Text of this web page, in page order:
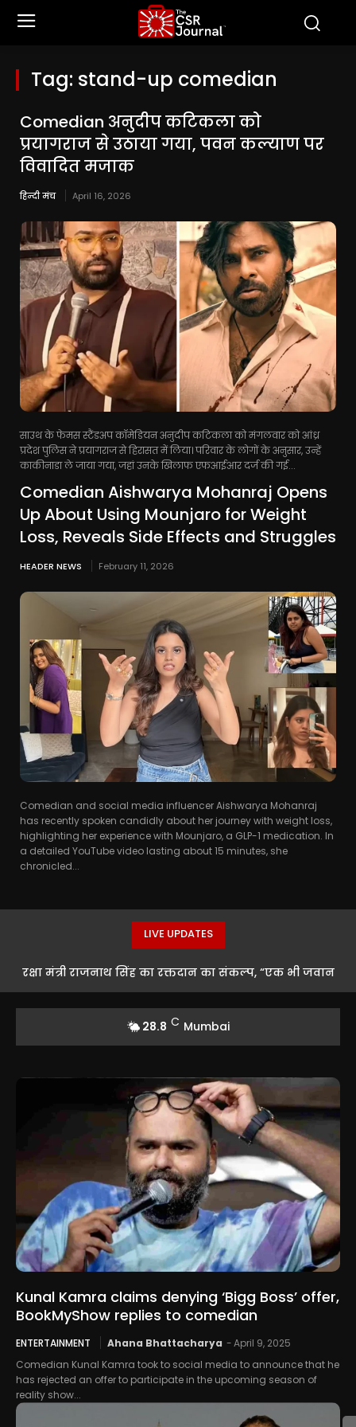
Tag: stand-up comedian
Comedian अनुदीप कटिकला को
प्रयागराज से उठाया गया, पवन कल्याण पर
विवादित मजाक
हिन्दी मंच April 16, 2026
साउथ के फेमस स्टैंडअप कॉमेडियन अनुदीप कटिकला को मंगलवार को आंध्र
प्रदेश पुलिस ने प्रयागराज से हिरासत में लिया। परिवार के लोगों के अनुसार, उन्हें
काकीनाडा ले जाया गया, जहां उनके खिलाफ एफआईआर दर्ज की गई...
Comedian Aishwarya Mohanraj Opens
Up About Using Mounjaro for Weight
Loss, Reveals Side Effects and Struggles
HEADER NEWS February 11, 2026
Comedian and social media influencer Aishwarya Mohanraj
has recently spoken candidly about her journey with weight loss,
highlighting her experience with Mounjaro, a GLP-1 medication. In
a detailed YouTube video lasting about 15 minutes, she
chronicled...
LIVE UPDATES
रक्षा मंत्री राजनाथ सिंह का रक्तदान का संकल्प, “एक भी जवान
28.8 C Mumbai
Kunal Kamra claims denying ‘Bigg Boss’ offer,
BookMyShow replies to comedian
ENTERTAINMENT Ahana Bhattacharya -April 9, 2025
Comedian Kunal Kamra took to social media to announce that he
has rejected an offer to participate in the upcoming season of
reality show...